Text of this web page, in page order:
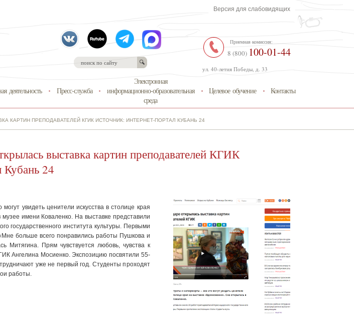
Версия для слабовидящих
ул. 40-летия Победы, д. 33
Приемная комиссия:
8 (800) 100-01-44
деятельность Пресс-служба
Электронная
информационно-образовательная
среда
Целевое обучение Контакты
КАРТИН ПРЕПОДАВАТЕЛЕЙ КГИК ИСТОЧНИК: ИНТЕРНЕТ-ПОРТАЛ КУБАНЬ 24
выставка картин преподавателей КГИК
Кубань 24
увидеть ценители искусства в столице края
имени Коваленко. На выставке представили
государственного института культуры. Первыми
больше всего понравились работы Пушкова и
Митягина. Прям чувствуется любовь, чувства к
Ангелина Мосиенко. Экспозицию посвятили 55-
уже не первый год. Студенты проходят
работы.